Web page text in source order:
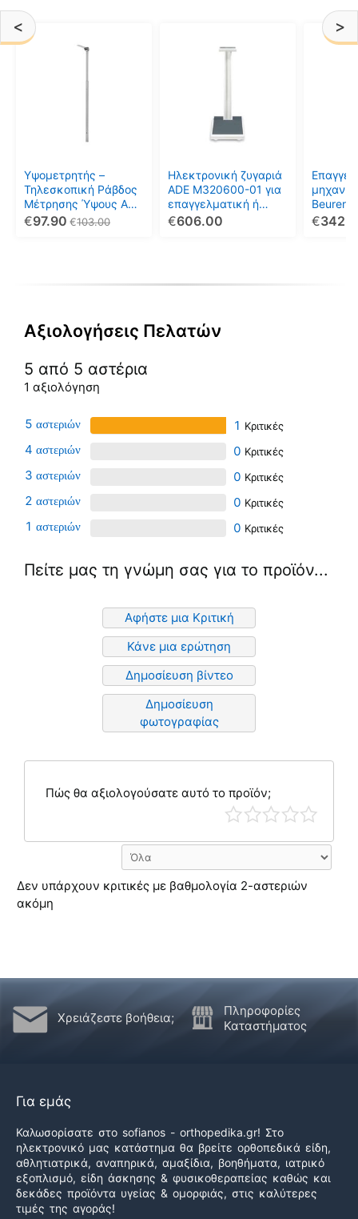
< >
Υψομετρητής –
Τηλεσκοπική Ράβδος
Μέτρησης Ύψους ADE
ΜΖ 10023-1103.00
€
97.90
€
Ηλεκτρονική ζυγαριά
ADE M320600-01 για
επαγγελματική ή
προσωπική χρήση
606.00
€
Beurer
€
Αξιολογήσεις Πελατών
5 από 5 αστέρια
1 αξιολόγηση
5
1
4
0
3
0
2
0
1
0
Πείτε μας τη γνώμη σας για το προϊόν...
Αφήστε μια Κριτική
Κάνε μια ερώτηση
Δημοσίευση βίντεο
Δημοσίευση
φωτογραφίας
Πώς θα αξιολογούσατε αυτό το προϊόν;
Δεν υπάρχουν κριτικές με βαθμολογία 2-αστεριών
ακόμη
Χρειάζεστε βοήθεια;
Πληροφορίες
Καταστήματος
Για εμάς
Καλωσορίσατε στο sofianos - orthopedika.gr! Στο
ηλεκτρονικό μας κατάστημα θα βρείτε ορθοπεδικά είδη,
αθλητιατρικά, αναπηρικά, αμαξίδια, βοηθήματα, ιατρικό
εξοπλισμό, είδη άσκησης & φυσικοθεραπείας καθώς και
δεκάδες προϊόντα υγείας & ομορφιάς, στις καλύτερες
τιμές της αγοράς!